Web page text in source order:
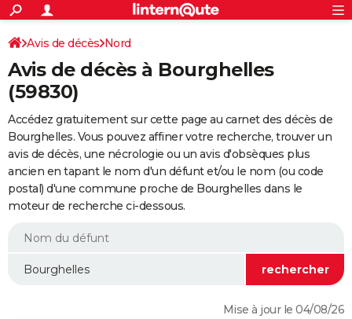
ACTUALITÉS
Politique
Société
Faits Divers
Education
Monde
Villes
+
SPORT
Coupe du monde 2026
Football
Tennis
Cyclisme
Rugby
Forum
FINANCE
Retraite
Impôts
Epargne
Immobilier
Risques naturels par ville
Banque
Assurance
Crédit
AUTO
Essais
Réserver un essai
Citadines
Berlines
SUV
Forum auto
+
HIGH-TECH
Mobiles
Meilleur smartphone
Internet
Ordinateurs
Jeux vidéo
Guide high-tech
+BRICOLAGE
Forum
Aménagement intérieur
Extérieur
Cuisine
Salle de bains
Jardinage
Rangement
WEEK-END
Guides de France
Escapades
Patrimoine
Expositions
Musées
Week-end nature
LIFESTYLE
Avis de décès Nord
Avis de décès à Bourghelles
(59830)
Accédez gratuitement sur cette page au carnet des décès de
Bourghelles. Vous pouvez affiner votre recherche, trouver un
avis de décès, une nécrologie ou un avis d'obsèques plus
ancien en tapant le nom d'un défunt et/ou le nom (ou code
postal) d'une commune proche de Bourghelles dans le
moteur de recherche ci-dessous.
Mise à jour le 04/08/26